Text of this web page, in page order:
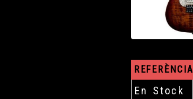
REFERÈNCIA
En Stock